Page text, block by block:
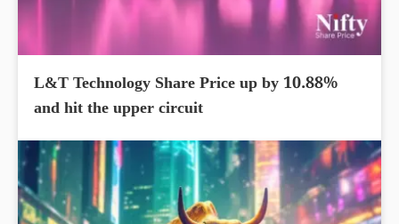
L&T Technology Share Price up by 10.88%
and hit the upper circuit